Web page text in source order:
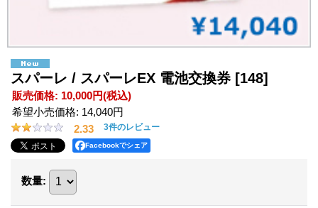
スパーレ / スパーレEX 電池交換券 [148]
販売価格: 10,000円(税込)
希望小売価格: 14,040円
2.33
3件のレビュー
Facebookでシェア
数量: